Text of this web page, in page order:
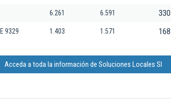
6.261 6.591 330
9329 1.403 1.571 168
Acceda a toda la información de Soluciones Locales Sl